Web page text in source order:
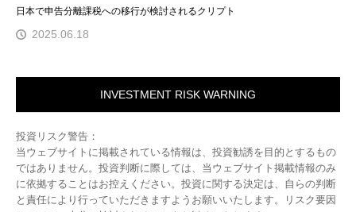
日本で申告分離課税への移行が検討されるクリプト
2025.06.18
INVESTMENT RISK WARNING
投資リスク警告：
当ウェブサイトに掲載されている情報は、投資勧誘を目的とするもの
ではありません。投資判断に際しては、当ウェブサイト掲載情報のみ
に依拠することはお控えください。投資に関する決定は、自らの判断
と責任により行っていただきますようお願いいたします。リスク要因